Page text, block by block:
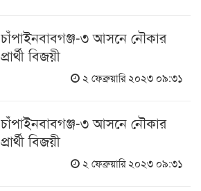
চাঁপাইনবাবগঞ্জ-৩ আসনে নৌকার
প্রার্থী বিজয়ী
২ ফেব্রুয়ারি ২০২৩ ০৯:৩১
চাঁপাইনবাবগঞ্জ-৩ আসনে নৌকার
প্রার্থী বিজয়ী
২ ফেব্রুয়ারি ২০২৩ ০৯:৩১